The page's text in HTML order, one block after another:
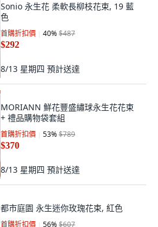
Sonio 永生花 柔軟長柳枝花束, 19 藍
色
首購折扣價 40%$487
$292
8/13 星期四 預計送達
MORIANN 鮮花豐盛繡球永生花花束
+ 禮品購物袋套組
首購折扣價 53%$789
$370
8/13 星期四 預計送達
都市庭園 永生迷你玫瑰花束, 紅色
首購折扣價 56%$607